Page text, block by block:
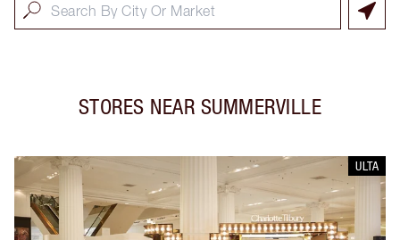
STORES NEAR SUMMERVILLE
ULTA